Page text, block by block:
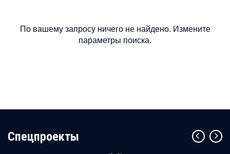
По вашему запросу ничего не найдено. Измените
параметры поиска.
Cпецпроекты